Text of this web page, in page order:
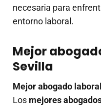
necesaria para
entorno laboral.
Mejor
Sevilla
Mejor abogado
Los mejores